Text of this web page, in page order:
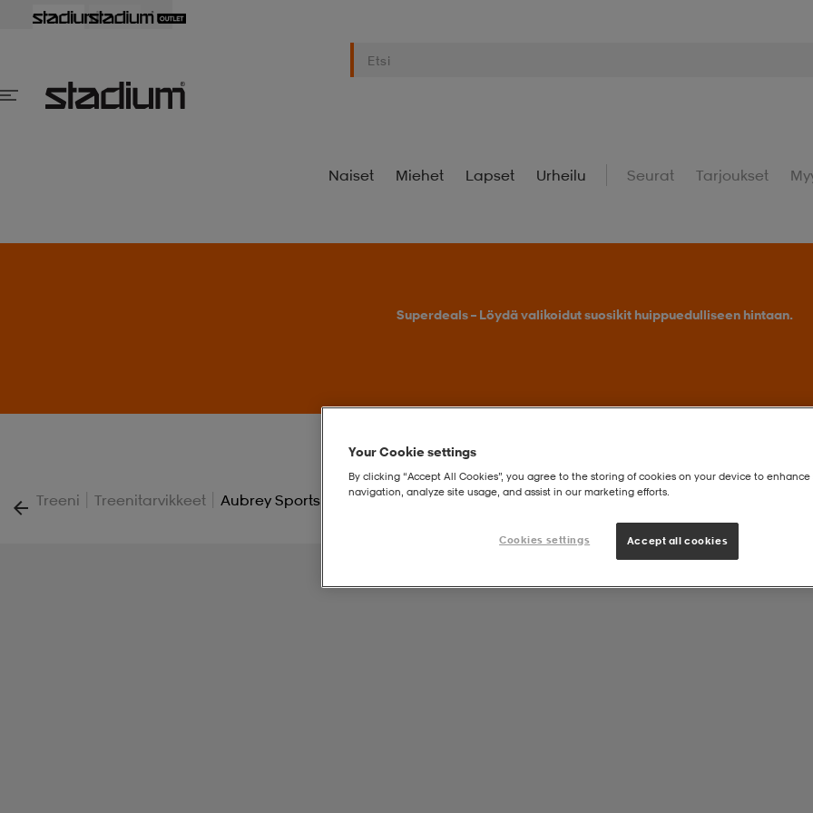
Naiset Miehet Lapset Urheilu Seurat Tarjoukset
Superdeals – Löydä valikoidut suosikit huippuedulliseen hintaan.
Treeni | Treenitarvikkeet | Aubrey Sports Bottle
Your Cookie settings
By clicking “Accept All Cookies”, you agree to the storing of cookies on your device to enhance
navigation, analyze site usage, and assist in our marketing efforts.
Cookies settings Accept all cookies